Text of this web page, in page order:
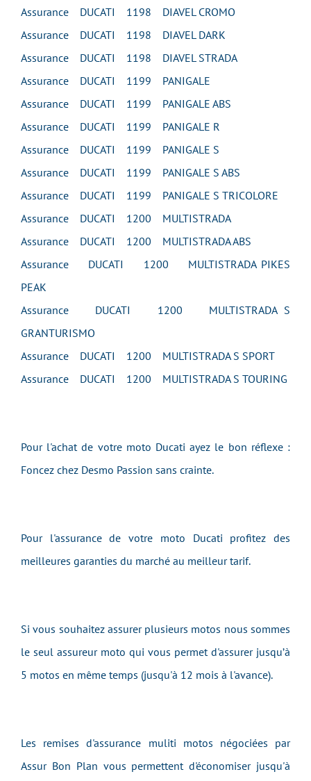
Assurance DUCATI 1198 DIAVEL CROMO
Assurance DUCATI 1198 DIAVEL DARK
Assurance DUCATI 1198 DIAVEL STRADA
Assurance DUCATI 1199 PANIGALE
Assurance DUCATI 1199 PANIGALE ABS
Assurance DUCATI 1199 PANIGALE R
Assurance DUCATI 1199 PANIGALE S
Assurance DUCATI 1199 PANIGALE S ABS
Assurance DUCATI 1199 PANIGALE S TRICOLORE
Assurance DUCATI 1200 MULTISTRADA
Assurance DUCATI 1200 MULTISTRADA ABS
Assurance DUCATI 1200 MULTISTRADA PIKES
PEAK
Assurance DUCATI 1200 MULTISTRADA S
GRANTURISMO
Assurance DUCATI 1200 MULTISTRADA S SPORT
Assurance DUCATI 1200 MULTISTRADA S TOURING
Pour l'achat de votre moto Ducati ayez le bon réflexe :
Foncez chez Desmo Passion sans crainte.
Pour l'assurance de votre moto Ducati profitez des
meilleures garanties du marché au meilleur tarif.
Si vous souhaitez assurer plusieurs motos nous sommes
le seul assureur moto qui vous permet d'assurer jusqu’à
5 motos en même temps (jusqu'à 12 mois à l'avance).
Les remises d'assurance muliti motos négociées par
Assur Bon Plan vous permettent d'économiser jusqu'à